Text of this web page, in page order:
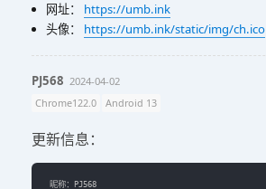
网址： https://umb.ink
头像： https://umb.ink/static/img/ch.ico
PJ568 2024-04-02
Chrome122.0
Android 13
更新信息：
昵称：PJ568